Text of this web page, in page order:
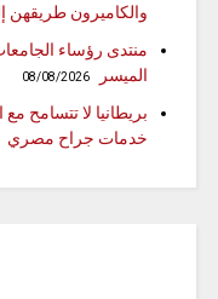
والكاميرون طريقهن
منتدى رؤساء
الميسر
08/08/2026
بريطانيا لا تتسامح
خدمات جراح مصري